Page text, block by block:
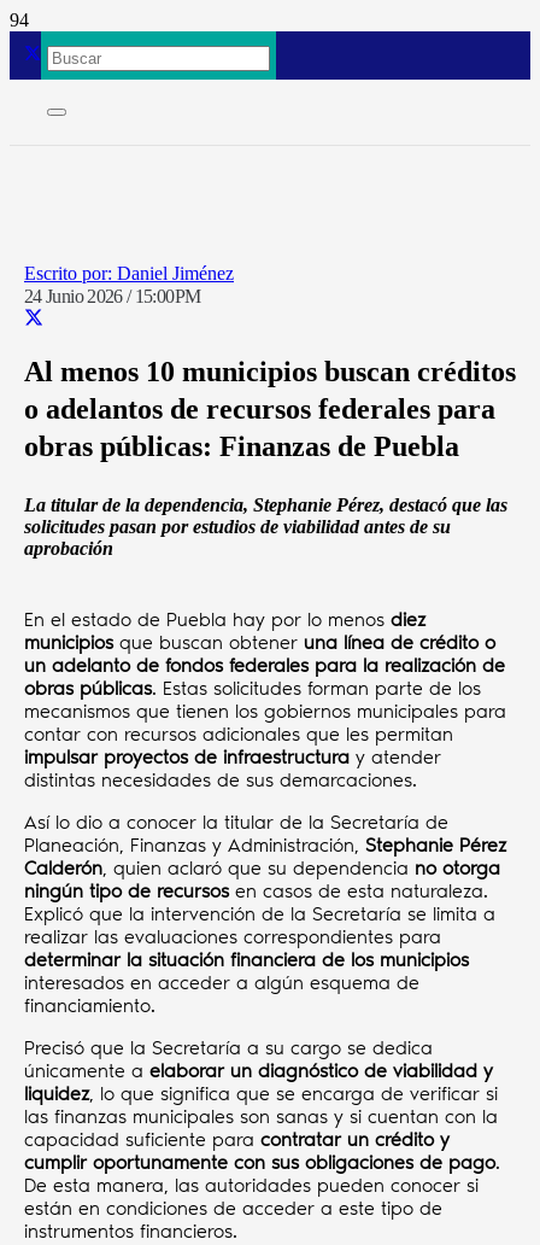
Daniel Jiménez
24 Junio 2026 / 15:00PM
Al menos 10 municipios buscan créditos
o adelantos de recursos federales para
obras públicas: Finanzas de Puebla
La titular de la dependencia, Stephanie Pérez, destacó que las
solicitudes pasan por estudios de viabilidad antes de su
aprobación
En el estado de Puebla hay por lo menos diez
municipiosque buscan obtener una línea de crédito o
un adelanto de fondos federales para la realización de
obras públicas. Estas solicitudes forman parte de los
mecanismos que tienen los gobiernos municipales para
contar con recursos adicionales que les permitan
impulsar proyectos de infraestructura y atender
distintas necesidades de sus demarcaciones.
Así lo dio a conocer la titular de la Secretaría de
Planeación, Finanzas y Administración, Stephanie Pérez
Calderón, quien aclaró que su dependencia no otorga
ningún tipo de recursos en casos de esta naturaleza.
Explicó que la intervención de la Secretaría se limita a
realizar las evaluaciones correspondientes para
determinar la situación financiera de los municipios
interesados en acceder a algún esquema de
financiamiento.
Precisó que la Secretaría a su cargo se dedica
únicamente a elaborar un diagnóstico de viabilidad y
liquidez, lo que significa que se encarga de verificar si
las finanzas municipales son sanas y si cuentan con la
capacidad suficiente para contratar un crédito y
cumplir oportunamente con sus obligaciones de pago.
De esta manera, las autoridades pueden conocer si
están en condiciones de acceder a este tipo de
instrumentos financieros.